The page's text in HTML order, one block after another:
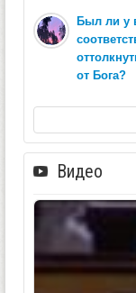
Был ли у
от Бога?
Видео